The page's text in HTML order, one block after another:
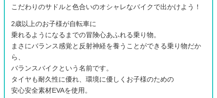
こだわりのサドルと色合いのオシャレなバイクで出かけよう！
2歳以上のお子様が自転車に
乗れるようになるまでの冒険心あふれる乗り物。
まさにバランス感覚と反射神経を養うことができる乗り物だか
ら、
バランスバイクという名前です。
タイヤも耐久性に優れ、環境に優しくお子様のための
安心安全素材EVAを使用。